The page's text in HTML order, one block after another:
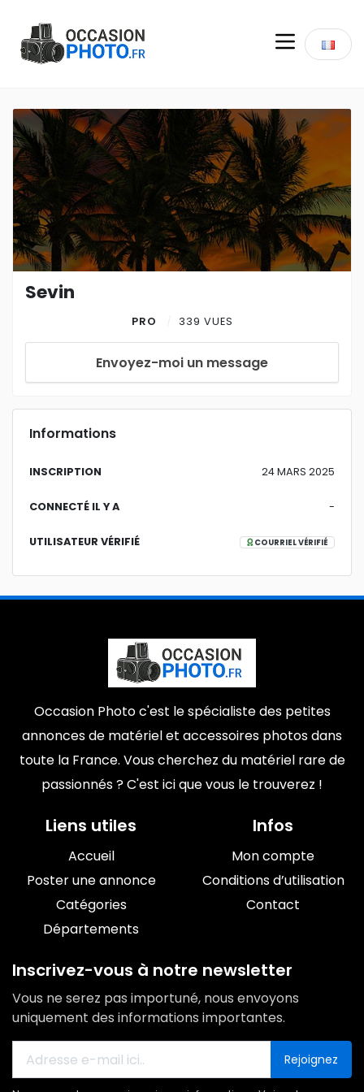
Sevin
PRO 339 VUES
Envoyez-moi un message
Informations
INSCRIPTION 24 MARS 2025
CONNECTÉ IL Y A -
UTILISATEUR VÉRIFIÉ COURRIEL VÉRIFIÉ
Occasion Photo c'est le spécialiste des petites
annonces de matériel et accessoires photos dans
toute la France. Vous cherchez du matériel rare de
passionnés ? C'est ici que vous le trouverez !
Liens utiles
Accueil
Poster une annonce
Catégories
Départements
Infos
Mon compte
Conditions d’utilisation
Contact
Inscrivez-vous à notre newsletter
Vous ne serez pas importuné, nous envoyons
uniquement des informations importantes.
Rejoignez